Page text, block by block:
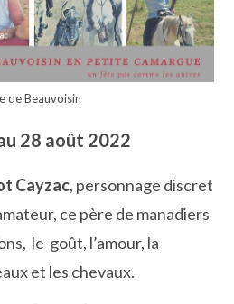
de Beauvoisin
28 août 2022
Cayzac, personnage discret
ce père de manadiers
le goût, l’amour, la
et les chevaux.